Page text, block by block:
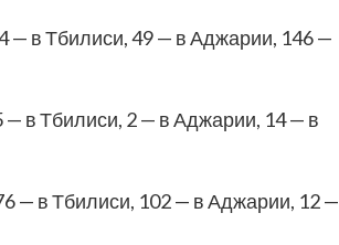
— в Тбилиси, 49 — в Аджарии, 146 —
— в Тбилиси, 2 — в Аджарии, 14 — в
— в Тбилиси, 102 — в Аджарии, 12 —